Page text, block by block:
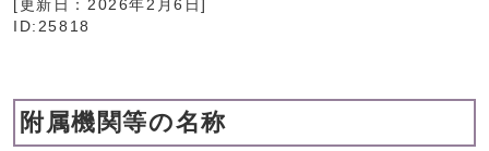
[更新日： 2026年2月6日]
ID:25818
附属機関等の名称